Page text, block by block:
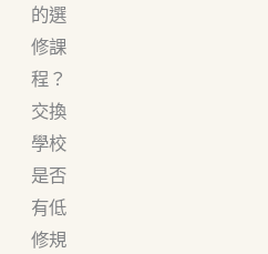
的選
修課
程？
交換
學校
是否
有低
修規